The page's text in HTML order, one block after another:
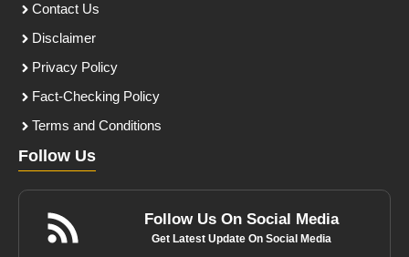
Contact Us
Disclaimer
Privacy Policy
Fact-Checking Policy
Terms and Conditions
Follow Us
Follow Us On Social Media
Get Latest Update On Social Media